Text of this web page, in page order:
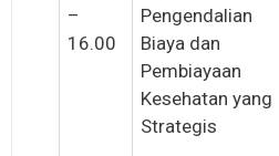
–
16.00
Pengendalian
Biaya dan
Pembiayaan
Kesehatan yang
Strategis